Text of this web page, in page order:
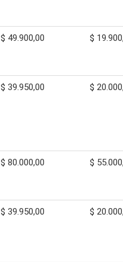
$ 49.900,00 $
$ 39.950,00 $
$ 80.000,00 $
$ 39.950,00 $